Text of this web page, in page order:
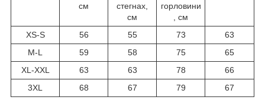
см
стегнах,
см
горловини
, см
XS-S 56 55 73
63
M-L
59 58 75
65
XL-XXL
63 63 78
66
3XL
68 67 79 67